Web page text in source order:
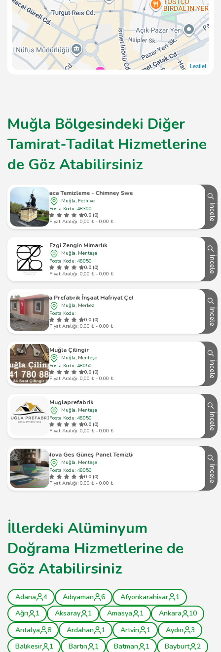
Leaflet
Muğla Bölgesindeki Diğer
Tamirat-Tadilat Hizmetlerine
de Göz Atabilirsiniz
Baca Temizleme - Chimney Sweep
Muğla, Fethiye
Posta Kodu: 48300
0.0 (0)
Fiyat Aralığı: 0,00 ₺ - 0,00 ₺
İncele
Ezgi Zengin Mimarlık
Muğla, Menteşe
Posta Kodu: 48050
0.0 (0)
Fiyat Aralığı: 0,00 ₺ - 0,00 ₺
İncele
Muğla Prefabrik İnşaat Hafriyat Çelik Konut
Muğla, Merkez
Posta Kodu:
0.0 (0)
Fiyat Aralığı: 0,00 ₺ - 0,00 ₺
İncele
Muğla Çilingir
Muğla, Menteşe
Posta Kodu: 48050
0.0 (0)
Fiyat Aralığı: 0,00 ₺ - 0,00 ₺
İncele
Muglaprefabrik
Muğla, Menteşe
Posta Kodu: 48050
0.0 (0)
Fiyat Aralığı: 0,00 ₺ - 0,00 ₺
İncele
Nova Ges Güneş Panel Temizliği
Muğla, Menteşe
Posta Kodu: 48050
0.0 (0)
Fiyat Aralığı: 0,00 ₺ - 0,00 ₺
İncele
İllerdeki Alüminyum
Doğrama Hizmetlerine de
Göz Atabilirsiniz
Adana 4 Adıyaman 6 Afyonkarahisar
1
Ağrı
1 Aksaray 1 Amasya 1 Ankara
10
Antalya
8 Ardahan 1 Artvin 1 Aydın
3
Balıkesir
1 Bartın 1 Batman 1 Bayburt 2